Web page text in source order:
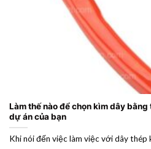
Làm thế nào để chọn kìm dây
dự án của bạn
Khi nói đến việc làm việc với dây thép